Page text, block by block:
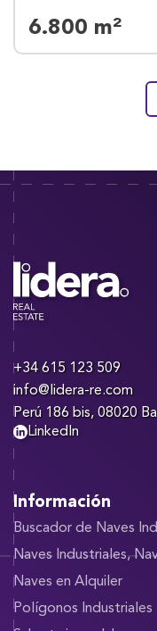
6.800 m²
+34 615 123 509
info@lidera-re.com
Perú 186 bis, 08020
LinkedIn
Información
Buscador de Naves
Naves Industriales,
Naves en Alquiler
Polígonos Industriales